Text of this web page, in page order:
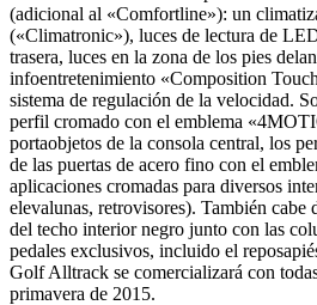
(adicional al «Comfortline»): un
(«Climatronic»), luces de lectura de
trasera, luces en la zona de los pies
infoentretenimiento «Composition
sistema de regulación de la velocidad.
perfil cromado con el emblema
portaobjetos de la consola central, los
de las puertas de acero fino con el
aplicaciones cromadas para diversos
elevalunas, retrovisores). También cabe
del techo interior negro junto con las
pedales exclusivos, incluido el
Golf Alltrack se comercializará con
primavera de 2015.